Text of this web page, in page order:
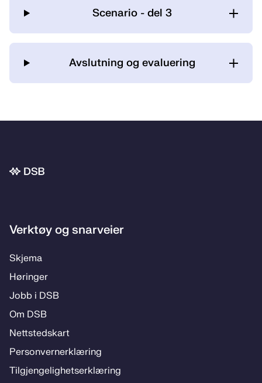
Scenario - del 3
Avslutning og evaluering
Bunnområde
Verktøy og snarveier
Skje­­ma
Hø­rin­­ger
Jobb i DSB
Om DSB
Nett­steds­­kart
Per­­son­ver­n­er­klæ­­ring
Til­­­gjen­­ge­­lig­hets­­er­klæ­­ring